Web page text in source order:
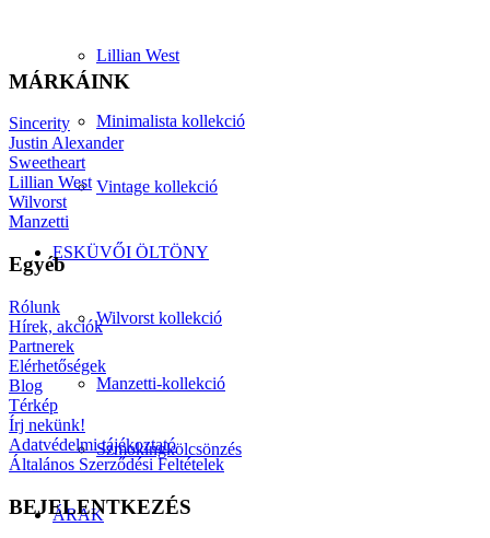
Lillian West
Minimalista kollekció
Vintage kollekció
ESKÜVŐI ÖLTÖNY
Wilvorst kollekció
Manzetti-kollekció
Szmokingkölcsönzés
ÁRAK
MÁRKÁINK
Sincerity
Justin Alexander
Sweetheart
Lillian West
Wilvorst
Manzetti
Egyéb
Rólunk
Hírek, akciók
Partnerek
Elérhetőségek
Blog
Térkép
Írj nekünk!
Adatvédelmi tájékoztató
Általános Szerződési Feltételek
BEJELENTKEZÉS